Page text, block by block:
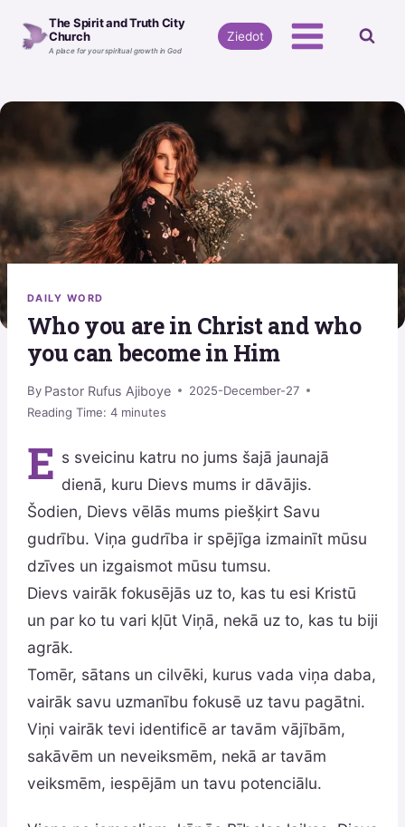
The Spirit and Truth City
Church
A place for your spiritual growth in God
Ziedot
DAILY WORD
Who you are in Christ and who
you can become in Him
By Pastor Rufus Ajiboye
2025-December-27
Reading Time: 4 minutes
E s sveicinu katru no jums šajā jaunajā
dienā, kuru Dievs mums ir dāvājis.
Šodien, Dievs vēlās mums piešķirt Savu
gudrību. Viņa gudrība ir spējīga izmainīt mūsu
dzīves un izgaismot mūsu tumsu.
Dievs vairāk fokusējās uz to, kas tu esi Kristū
un par ko tu vari kļūt Viņā, nekā uz to, kas tu biji
agrāk.
Tomēr, sātans un cilvēki, kurus vada viņa daba,
vairāk savu uzmanību fokusē uz tavu pagātni.
Viņi vairāk tevi identificē ar tavām vājībām,
sakāvēm un neveiksmēm, nekā ar tavām
veiksmēm, iespējām un tavu potenciālu.